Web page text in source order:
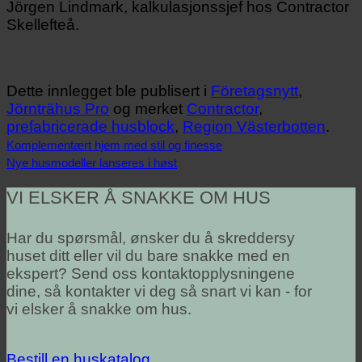
Jörgen Lindmark, kalkulasjonssjef hos Contractor
Skellefteå.
Dette innlegget ble publisert i Företagsnytt,
Jörnträhus Pro og merket Contractor,
prefabricerade husblock, Region Västerbotten.
Komplementært hjem med stil og finesse
Nye husmodeller lanseres i høst
VI ELSKER Å SNAKKE OM HUS
Har du spørsmål, ønsker du å skreddersy
huset ditt eller vil du bare snakke med en
ekspert? Send oss kontaktopplysningene
dine, så kontakter vi deg så snart vi kan - for
vi elsker å snakke om hus.